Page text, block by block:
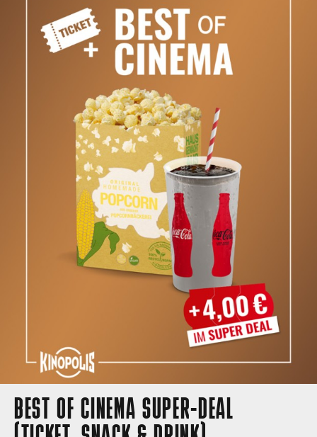
BEST OF CINEMA SUPER-DEAL